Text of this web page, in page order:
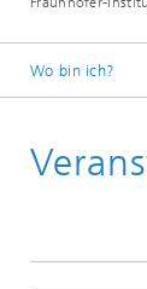
Wo bin ich?